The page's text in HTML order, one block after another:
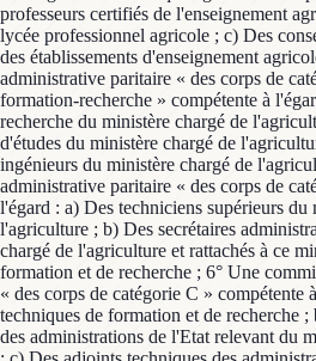
professeurs certifiés de l'enseignement
lycée professionnel agricole ; c) Des
des établissements d'enseignement
administrative paritaire « des corps de
formation-recherche » compétente à
recherche du ministère chargé de
d'études du ministère chargé de
ingénieurs du ministère chargé de
administrative paritaire « des corps de
l'égard : a) Des techniciens supérieurs du
l'agriculture ; b) Des secrétaires
chargé de l'agriculture et rattachés à ce
formation et de recherche ; 6° Une
« des corps de catégorie C » compétente
techniques de formation et de recherche
des administrations de l'Etat relevant du